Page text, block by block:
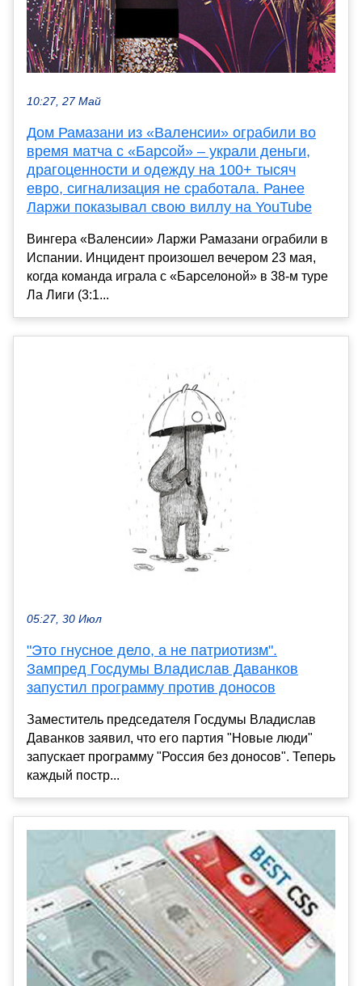
10:27, 27 Май
Дом Рамазани из «Валенсии» ограбили во
время матча с «Барсой» – украли деньги,
драгоценности и одежду на 100+ тысяч
евро, сигнализация не сработала. Ранее
Ларжи показывал свою виллу на YouTube
Вингера «Валенсии» Ларжи Рамазани ограбили в
Испании. Инцидент произошел вечером 23 мая,
когда команда играла с «Барселоной» в 38-м туре
Ла Лиги (3:1...
05:27, 30 Июл
"Это гнусное дело, а не патриотизм".
Зампред Госдумы Владислав Даванков
запустил программу против доносов
Заместитель председателя Госдумы Владислав
Даванков заявил, что его партия "Новые люди"
запускает программу "Россия без доносов". Теперь
каждый постр...